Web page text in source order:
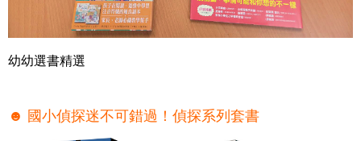
幼幼選書精選
☻ 國小偵探迷不可錯過！偵探系列套書